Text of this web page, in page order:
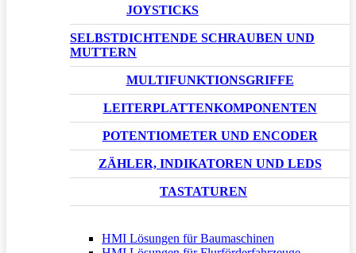
JOYSTICKS
SELBSTDICHTENDE SCHRAUBEN UND
MUTTERN
MULTIFUNKTIONSGRIFFE
LEITERPLATTENKOMPONENTEN
POTENTIOMETER UND ENCODER
ZÄHLER, INDIKATOREN UND LEDS
TASTATUREN
HMI Lösungen für Baumaschinen